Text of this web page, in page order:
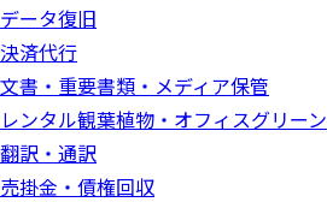
データ復旧
決済代行
文書・重要書類・メディア保管
レンタル観葉植物・オフィスグリーン
翻訳・通訳
売掛金・債権回収